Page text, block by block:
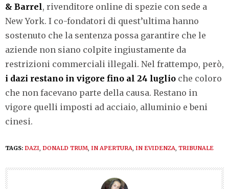
& Barrel, rivenditore online di spezie con sede a
New York. I co-fondatori di quest’ultima hanno
sostenuto che la sentenza possa garantire che le
aziende non siano colpite ingiustamente da
restrizioni commerciali illegali. Nel frattempo, però,
i dazi restano in vigore fino al 24 luglio che coloro
che non facevano parte della causa. Restano in
vigore quelli imposti ad acciaio, alluminio e beni
cinesi.
TAGS: DAZI, DONALD TRUM, IN APERTURA, IN EVIDENZA, TRIBUNALE